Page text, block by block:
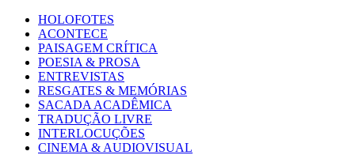
Primary
Menu
HOLOFOTES
ACONTECE
PAISAGEM CRÍTICA
POESIA & PROSA
ENTREVISTAS
RESGATES & MEMÓRIAS
SACADA ACADÊMICA
TRADUÇÃO LIVRE
INTERLOCUÇÕES
CINEMA & AUDIOVISUAL